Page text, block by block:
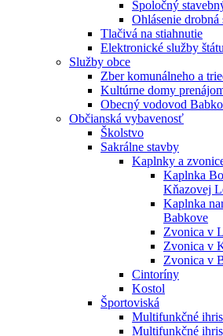
Spoločný
Ohlásenie drobná
Tlačivá na stiahnutie
Elektronické služby štátu
Služby obce
Zber komunálneho a
Kultúrne domy
Obecný vodovod
Občianská vybavenosť
Školstvo
Sakrálne stavby
Kaplnky a
Kaplnka
Kňazovej
Kaplnka
Babkove
Zvonica v
Zvonica v
Zvonica v
Cintoríny
Kostol
Športoviská
Multifunkčné
Multifunkčné